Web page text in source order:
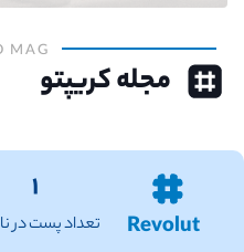
MAG
مجله کریپتو
Revolut
۱
تعداد پست در